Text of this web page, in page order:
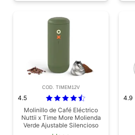
COD. TIMEM12V
4.5
Molinillo de Café Eléctrico
Nuttii x Time More Molienda
Verde Ajustable Silencioso
Portátil
4.9